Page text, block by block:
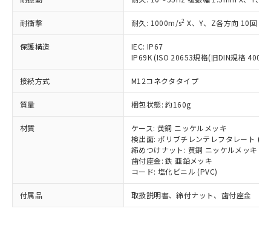
耐衝撃 耐久: 1000m/s2 X、Y、Z各方向 10回
保護構造
IEC: IP67
IP69K (ISO 20653規格(旧DIN規格
接続方式 M12コネクタタイプ
質量 梱包状態: 約160g
材質
ケース: 黄銅 ニッケルメッキ
検出面: ポリブチレンテレフタレート
締めつけナット: 黄銅 ニッケルメッキ
歯付座金: 鉄 亜鉛メッキ
コード: 塩化ビニル (PVC)
付属品 取扱説明書、締付ナット、歯付座金
覧された時点での実際の在庫および標
準価格とは異なる場合があることをご
了承ください。
正式な納期状況および標準価格はお客
様のお取引先、またはお客様担当のオ
ムロン制御機器販売店・当社販売員に
ご相談ください。
オムロン制御機器販売店や当社販売拠
販売ネットワーク
在庫状況および標準価格結果を当社の
事前の承諾なく第三者に漏洩または開
示しないようお願いします。
マイパーツ機能（部品リスト作成サー
ビス）をご利用いただくには、I-Web
メンバーズにご登録されている必要が
鉛(Pb) 1000ppm以下、 水銀(Hg) 1000ppm以下、 カド
ミウム(Cd) 100ppm以下、
六価クロム(Cr(Ⅵ)) 1000ppm以下、ポリ臭化ビフェニル
類(PBB) 1000ppm以下、ポリ臭化ジフェニルエーテル類
(PBDE) 1000ppm以下、フタル酸ビス(2-エチルヘキシ
ル) (DEHP)(別名：DOP) 1000ppm以下、フタル酸ブチ
ルベンジル（BBP） 1000ppm以下、フタル酸ジブチル
(DIBP) 1000ppm以下
但し、RoHS指令で産業用監視および制御機器に対する
フタル酸エステル類の４物質については閾値を超える意
図的な使用がないことを確認しています。
部品在庫の切り替え状況などにより、予定
月が前後することがあります。
*中国RoHS10物質の基準値 (GB/T26572)：
Pb(鉛) :1000ppm、 Hg(水銀) : 1000ppm、 Cd(カドミウ
ニル類) : 1000ppm、 PBDEs(ポリ臭化ジフェニルエーテ
ル) : 1000ppm、
DEHP(フタル酸ビス(2-エチルヘキシル)) : 1000ppm
※2 環境保護使用期限
「ｅ」：有害物質（10物質）のすべてが基
準値以下であることを示します。
「10」：通常の使用状況下において有害物
質が外部に漏えいし、環境に深刻な影響を
及ぼさない年数を意味します。
または国外への提供する場合は、日本
国政府の輸出許可(または役務取引許
可)を取得するなどの必要な手続きを
当社は規制貨物を破棄する場合は、完
全に破砕するなど、違法に輸出されな
いよう必要な手段を講じます。
当社は貴社製品を、核兵器、ミサイ
ル、化学兵器、生物兵器またはその他
武器並びにこれらの製造装置等に一切
使用いたしません。
当社は、貴社製品を第三者に販売する
場合は、上記1、2および3の内容を当
該第三者に通知します。また当社は、
販売先および販売に係わる関係者が違
法に輸出するおそれがある場合は、取
り引きをいたしません。
一定数以上の在庫あり
一定数には満たないが在庫あり
在庫なし(最新の在庫状況につ
いては、お客様のお取引先、ま
たはお客様担当のオムロン制御
機器販売店・当社販売員にご確
認ください)
受注生産機種、また在庫状況の
情報を公開していない機種